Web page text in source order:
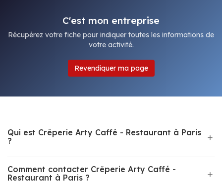
C'est mon entreprise
Récupérez votre fiche pour indiquer toutes les informations de
votre activité.
Revendiquer ma page
Qui est Crêperie Arty Caffé - Restaurant à Paris
?
Comment contacter Crêperie Arty Caffé -
Restaurant à Paris ?